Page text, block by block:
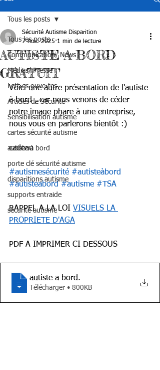
Tous les posts
Communication/ News
Médias/ Presse
Lettres ouvertes
Articles de Sécurité
Sensibilisation autisme
cartes sécurité autisme
autiste à bord
porte clé sécurité autisme
disparitions autisme
supports entraide
sécurité autisme
Tous les posts
AUTISTE A BORD
GRATUIT
Sécurité Autisme Disparition
7 nov. 2025 1 min de lecture
Voici une autre présentation de l'autiste
à bord , car nous venons de céder
notre image phare à une entreprise,
nous vous en parlerons bientôt :)
cadeau
#autismesécurité #autisteàbord
#autisteabord #autisme #TSA
RAPPEL A LA LOI VISUELS LA
PROPRIETE D'AGA
PDF A IMPRIMER CI DESSOUS
autiste a bord.
Télécharger • 800KB